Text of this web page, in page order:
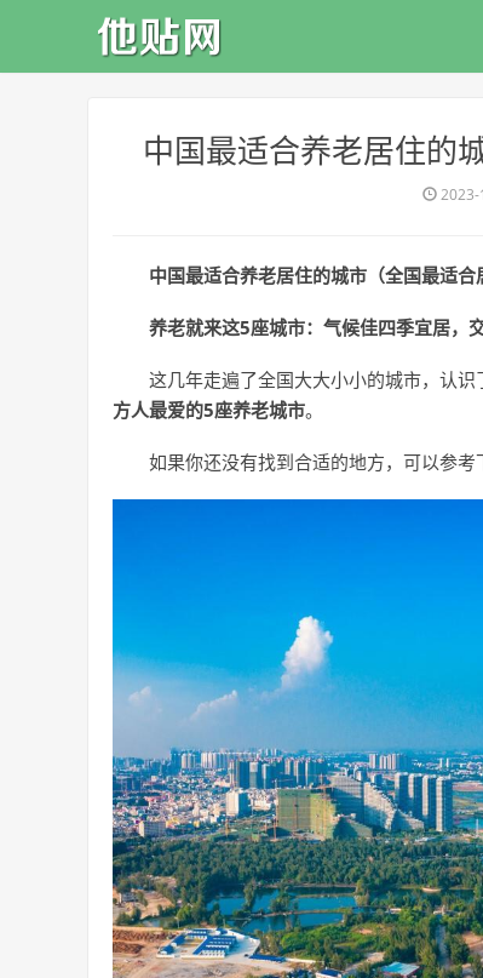
中国最适合养老居住的
2023-
中国最适合养老居住的城市（全国最适合
养老就来这5座城市：气候佳四季宜居，
这几年走遍了全国大大小小的城市，认识
方人最爱的5座养老城市。
如果你还没有找到合适的地方，可以参考